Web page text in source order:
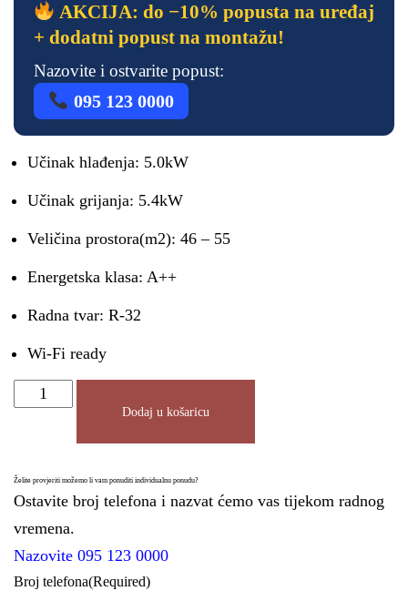
AKCIJA: do −10% popusta na uređaj
+ dodatni popust na montažu!
Nazovite i ostvarite popust:
095 123 0000
Učinak hlađenja: 5.0kW
Učinak grijanja: 5.4kW
Veličina prostora(m2): 46 – 55
Energetska klasa: A++
Radna tvar: R-32
Wi-Fi ready
Dodaj u košaricu
Želite provjeriti možemo li vam ponuditi individualnu ponudu?
Ostavite broj telefona i nazvat ćemo vas tijekom radnog
vremena.
Nazovite 095 123 0000
Broj telefona(Required)